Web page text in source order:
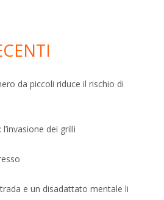
da piccoli riduce il rischio di
dei grilli
e un disadattato mentale li